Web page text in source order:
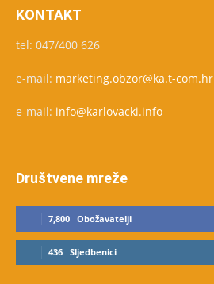
KONTAKT
tel: 047/400 626
e-mail: marketing.obzor@ka.t-com.hr
e-mail: info@karlovacki.info
Društvene mreže
7,800 Obožavatelji
436 Sljedbenici